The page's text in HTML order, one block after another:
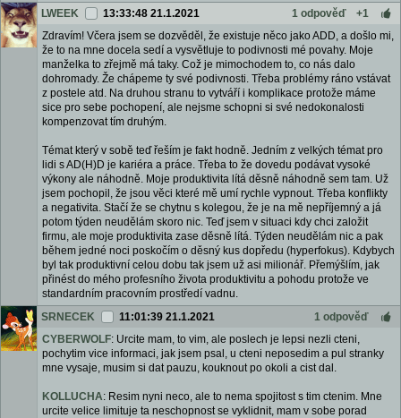
LWEEK
13:33:48 21.1.2021 1 odpověď
+1
Zdravím! Včera jsem se dozvěděl, že existuje něco jako ADD, a došlo mi,
že to na mne docela sedí a vysvětluje to podivnosti mé povahy. Moje
manželka to zřejmě má taky. Což je mimochodem to, co nás dalo
dohromady. Že chápeme ty své podivnosti. Třeba problémy ráno vstávat
z postele atd. Na druhou stranu to vytváří i komplikace protože máme
sice pro sebe pochopení, ale nejsme schopni si své nedokonalosti
kompenzovat tím druhým.
Témat který v sobě teď řeším je fakt hodně. Jedním z velkých témat pro
lidi s AD(H)D je kariéra a práce. Třeba to že dovedu podávat vysoké
výkony ale náhodně. Moje produktivita lítá děsně náhodně sem tam. Už
jsem pochopil, že jsou věci které mě umí rychle vypnout. Třeba konflikty
a negativita. Stačí že se chytnu s kolegou, že je na mě nepříjemný a já
potom týden neudělám skoro nic. Teď jsem v situaci kdy chci založit
firmu, ale moje produktivita zase děsně lítá. Týden neudělám nic a pak
během jedné noci poskočím o děsný kus dopředu (hyperfokus). Kdybych
byl tak produktivní celou dobu tak jsem už asi milionář. Přemýšlím, jak
přinést do mého profesního života produktivitu a pohodu protože ve
standardním pracovním prostředí vadnu.
SRNECEK
11:01:39 21.1.2021
1 odpověď
CYBERWOLF: Urcite mam, to vim, ale poslech je lepsi nezli cteni,
pochytim vice informaci, jak jsem psal, u cteni neposedim a pul stranky
mne vysaje, musim si dat pauzu, kouknout po okoli a cist dal.
KOLLUCHA: Resim nyni neco, ale to nema spojitost s tim ctenim. Mne
urcite velice limituje ta neschopnost se vyklidnit, mam v sobe porad